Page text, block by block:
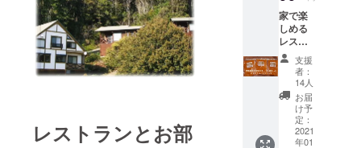
レストランとお部
供にこだわ
る。豊かな
自然と多彩
な食材、温
かい人柄の
この土地で
妻と猫1匹と
一緒に日々
家で楽
しめる
レスト
ランの
味「伊
勢海老
パスタ
ソー
ス」プ
ラン 当
レスト
支援
者：
14人
お届
け予
定：
2021
年01